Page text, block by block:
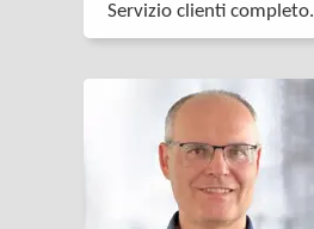
Servizio clienti completo.